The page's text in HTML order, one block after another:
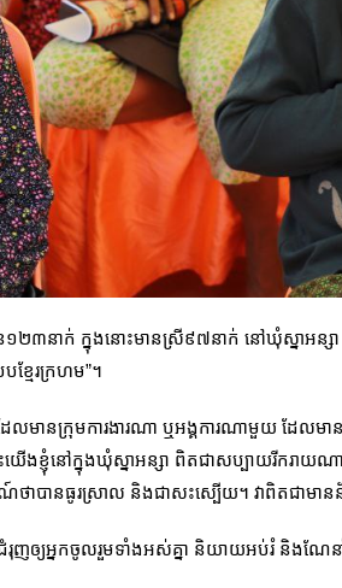
១២៣នាក់ ក្នុងនោះមានស្រី៩៧នាក់ នៅឃុំស្នាអន្សា
ខ្មែរក្រហម”។
លមានក្រុមការងារណា ឬអង្គការណាមួយ ដែល
យើងខ្ញុំនៅក្នុងឃុំស្នាអន្សា ពិតជាសប្បាយរីករា
ាបានធូរស្រាល និងជាសះស្បើយ។ វាពិតជាមាន
ញឲ្យអ្នកចូលរួមទាំងអស់គ្នា និយាយអប់រំ និងណែ